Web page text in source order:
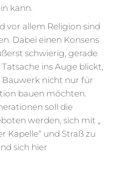
kann.
vor allem Religion sind
Dabei einen Konsens
schwierig, gerade
ins Auge blickt,
Bauwerk nicht nur für
bauen möchten.
soll die
werden, sich mit „
Kapelle“ und Straß zu
sich hier